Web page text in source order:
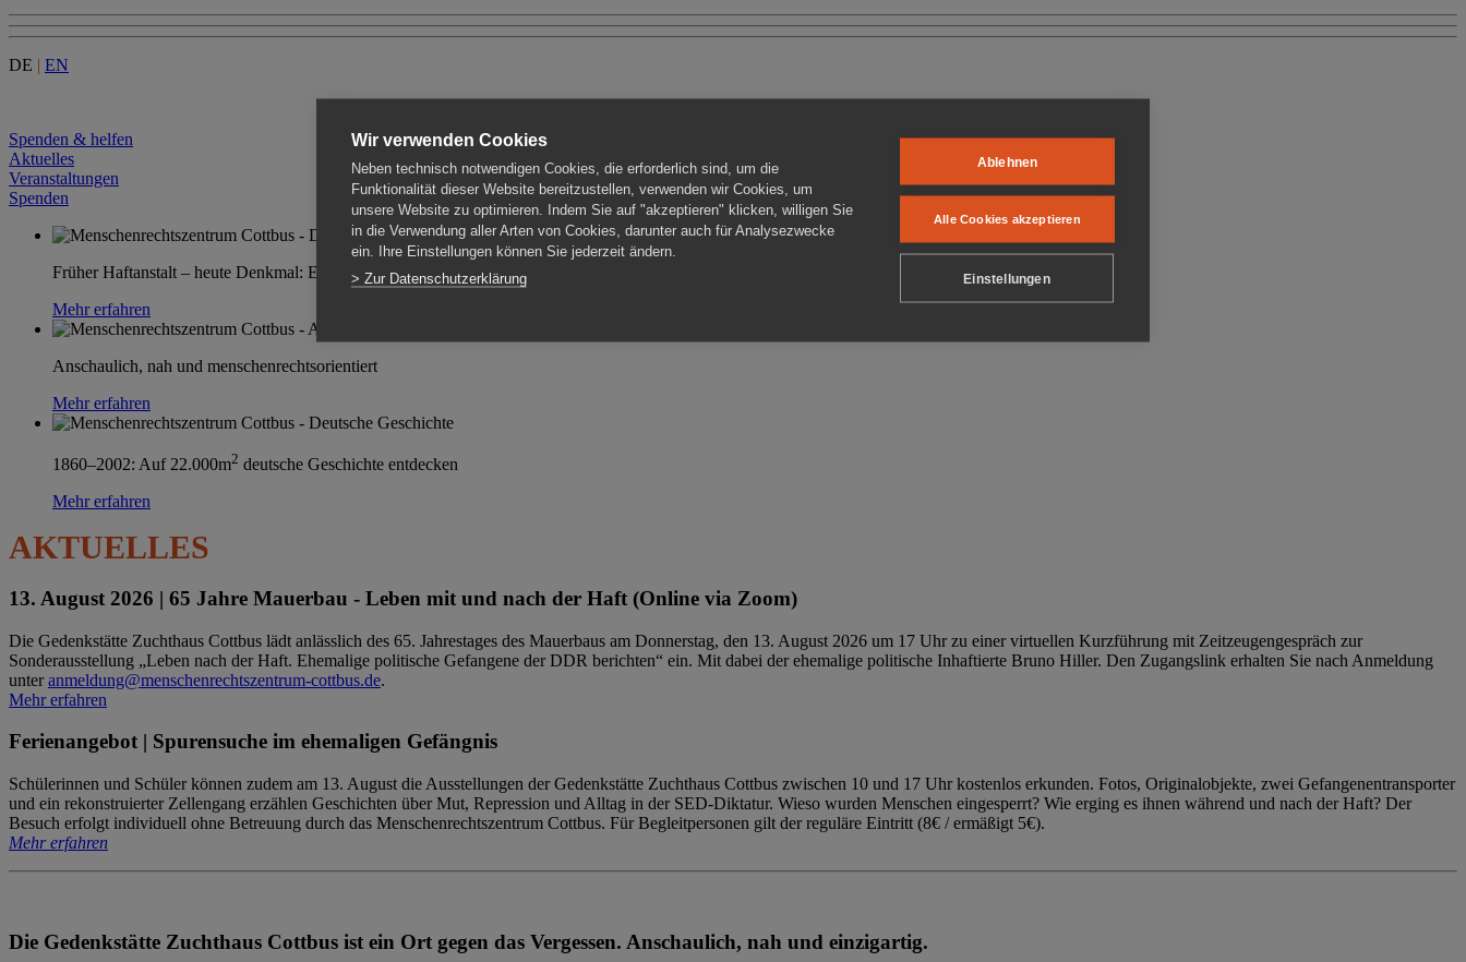
DE | EN
Spenden & helfen
Aktuelles
Veranstaltungen
Spenden
Früher Haftanstalt – heute Denkmal: Einen Ort im Wandel erleben
Mehr erfahren
Anschaulich, nah und menschenrechtsorientiert
Mehr erfahren
1860–2002: Auf 22.000m2 deutsche Geschichte entdecken
Mehr erfahren
AKTUELLES
13. August 2026 | 65 Jahre Mauerbau - Leben mit und nach der Haft (Online via Zoom)
Die Gedenkstätte Zuchthaus Cottbus lädt anlässlich des 65. Jahrestages des Mauerbaus am Donnerstag, den 13. August 2026 um 17 Uhr zu einer virtuellen Kurzführung mit Zeitzeugengespräch zur
Sonderausstellung „Leben nach der Haft. Ehemalige politische Gefangene der DDR berichten“ ein. Mit dabei der ehemalige politische Inhaftierte Bruno Hiller. Den Zugangslink erhalten Sie nach Anmeldung
unteranmeldung@menschenrechtszentrum-cottbus.de.
Mehr erfahren
Ferienangebot | Spurensuche im ehemaligen Gefängnis
Schülerinnen und Schüler können zudem am 13. August die Ausstellungen der Gedenkstätte Zuchthaus Cottbus zwischen 10 und 17 Uhr kostenlos erkunden. Fotos, Originalobjekte, zwei Gefangenentransporter
und ein rekonstruierter Zellengang erzählen Geschichten über Mut, Repression und Alltag in der SED-Diktatur. Wieso wurden Menschen eingesperrt? Wie erging es ihnen während und nach der Haft? Der
Besuch erfolgt individuell ohne Betreuung durch das Menschenrechtszentrum Cottbus. Für Begleitpersonen gilt der reguläre Eintritt (8€ / ermäßigt 5€).
Mehr erfahren
Die Gedenkstätte Zuchthaus Cottbus ist ein Ort gegen das Vergessen. Anschaulich, nah und einzigartig.
Wir verwenden Cookies
Neben technisch notwendigen Cookies, die erforderlich sind, um die
Funktionalität dieser Website bereitzustellen, verwenden wir Cookies, um
unsere Website zu optimieren. Indem Sie auf "akzeptieren" klicken, willigen Sie
in die Verwendung aller Arten von Cookies, darunter auch für Analysezwecke
ein. Ihre Einstellungen können Sie jederzeit ändern.
> Zur Datenschutzerklärung
Ablehnen
Alle Cookies akzeptieren
Einstellungen